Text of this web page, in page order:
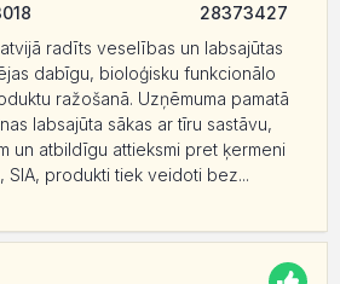
28373427
radīts veselības un labsajūtas
dabīgu, bioloģisku funkcionālo
ražošanā. Uzņēmuma pamatā
labsajūta sākas ar tīru sastāvu,
un atbildīgu attieksmi pret ķermeni
produkti tiek veidoti bez...